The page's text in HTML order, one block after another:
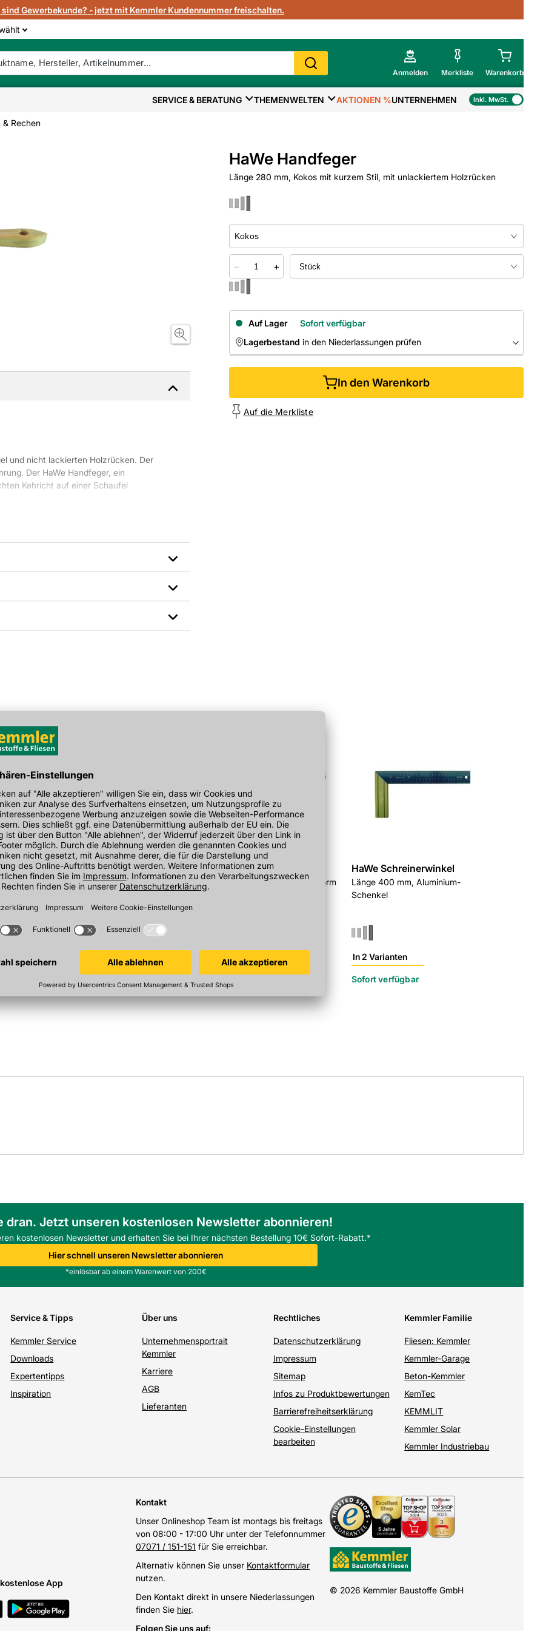
sind Gewerbekunde? - jetzt mit Kemmler Kundennummer freischalten.
Anmelden Merkliste Warenkorb
Mein Warenkorb
Zur Kasse
SERVICE & BERATUNG THEMENWELTEN AKTIONEN %UNTERNEHMEN Inkl. MwSt.
& Rechen
HaWe Handfeger
Länge 280 mm, Kokos mit kurzem Stil, mit unlackiertem Holzrücken
− +
Auf Lager
Sofort verfügbar
Lagerbestand in den Niederlassungen prüfen
NIEDERLASSUNGEN
In den Warenkorb
Auf die Merkliste
und nicht lackierten Holzrücken. Der
Der HaWe Handfeger, ein
Kehricht auf einer Schaufel
Länge = 280 mm:
mit kurzem
HaWe Kehrschaufel
220x230 mm, Stahlblech verzinkt,
HaWe Zungenkelle
Länge 170 mm, Hamburger Form
HaWe Schreinerwinkel
Länge 400 mm, Aluminium-
Schenkel
In 2 Varianten
Sofort verfügbar
dran. Jetzt unseren kostenlosen Newsletter abonnieren!
kostenlosen Newsletter und erhalten Sie bei Ihrer nächsten Bestellung 10€ Sofort-Rabatt.*
Hier schnell unseren Newsletter abonnieren
*einlösbar ab einem Warenwert von 200€
Service & Tipps
Kemmler Service
Downloads
Expertentipps
Inspiration
Über uns
Unternehmensportrait
Kemmler
Karriere
AGB
Lieferanten
Rechtliches
Datenschutzerklärung
Impressum
Sitemap
Infos zu Produktbewertungen
Barrierefreiheitserklärung
Cookie-Einstellungen
bearbeiten
Kemmler Familie
Fliesen: Kemmler
Kemmler-Garage
Beton-Kemmler
KemTec
KEMMLIT
Kemmler Solar
Kemmler Industriebau
App
Kontakt
Unser Onlineshop Team ist montags bis freitags
von 08:00 - 17:00 Uhr unter der Telefonnummer
07071 / 151-151 für Sie erreichbar.
Alternativ können Sie unser Kontaktformular
nutzen.
Den Kontakt direkt in unsere Niederlassungen
finden Sie hier.
Folgen Sie uns auf:
© 2026 Kemmler Baustoffe GmbH